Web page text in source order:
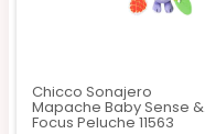
Chicco Sonajero
Mapache Baby Sense &
Focus Peluche 11563